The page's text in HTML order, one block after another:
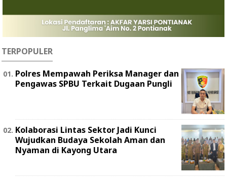
TERPOPULER
Polres Mempawah Periksa Manager dan
Pengawas SPBU Terkait Dugaan Pungli
Kolaborasi Lintas Sektor Jadi Kunci
Wujudkan Budaya Sekolah Aman dan
Nyaman di Kayong Utara